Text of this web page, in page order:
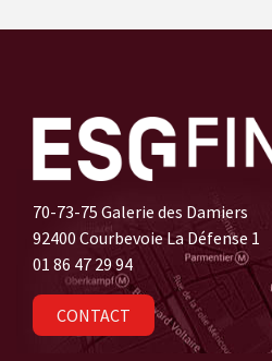
70-73-75 Galerie des Damiers
92400 Courbevoie La Défense 1
01 86 47 29 94
CONTACT